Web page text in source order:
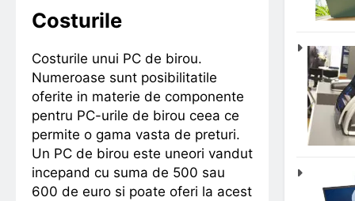
Costurile
Costurile unui PC de birou.
Numeroase sunt posibilitatile
oferite in materie de componente
pentru PC-urile de birou ceea ce
permite o gama vasta de preturi.
Un PC de birou este uneori vandut
incepand cu suma de 500 sau
600 de euro si poate oferi la acest